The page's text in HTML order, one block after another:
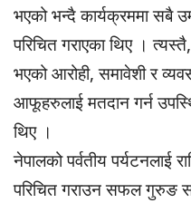
भएको भन्दै कार्यक्रममा सबै
परिचित गराएका थिए ।
भएको आरोही, समावेशी र
आफूहरुलाई मतदान गर्न
थिए ।
नेपालको पर्वतीय पर्यटनलाई
परिचित गराउन सफल गुरुङ